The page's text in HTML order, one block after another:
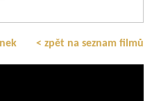
< zpět na seznam filmů